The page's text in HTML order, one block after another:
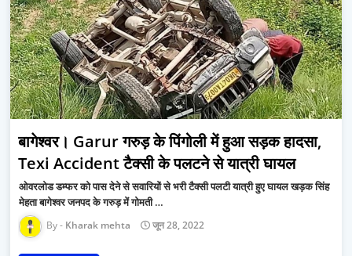
बागेश्वर। Garur गरुड़ के पिंगोली में हुआ सड़क हादसा,
Texi Accident टैक्सी के पलटने से यात्री घायल
ओवरलोड डम्फर को पास देने से सवारियों से भरी टैक्सी पलटी यात्री हुए घायल खड़क सिंह
मेहता बागेश्वर जनपद के गरुड़ में गोमती …
Kharak mehta जून 28, 2022